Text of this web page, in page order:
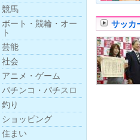
サッカ
競馬
ボー ト・ 競輪・ オー
ト
芸能
社会
アニメ・ゲーム
パチンコ・パチスロ
釣り
ショッピング
住まい